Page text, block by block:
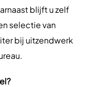
blijft u zelf
selectie van
bij uitzendwerk